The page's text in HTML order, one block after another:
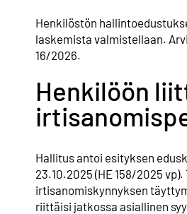
Henkilöstön
laskemista valmistellaan.
16/2026.
Henkilöön
Hallitus antoi esityksen
23.10.2025 (HE 158/2025
irtisanomiskynnyksen
riittäisi jatkossa asiallinen